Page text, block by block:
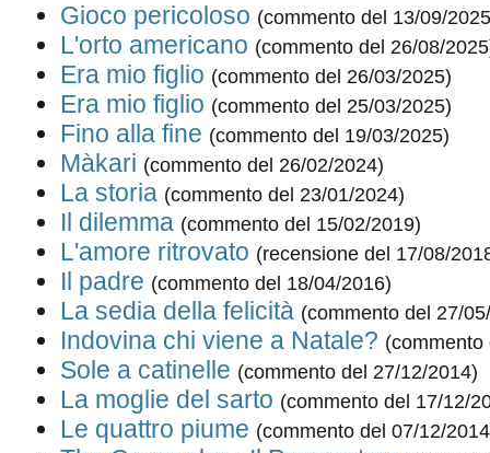
Gioco pericoloso (commento del 13/09/
L'orto americano (commento del 26/08/
Era mio figlio (commento del 26/03/2025)
Era mio figlio (commento del 25/03/2025)
Fino alla fine (commento del 19/03/2025)
Màkari (commento del 26/02/2024)
La storia (commento del 23/01/2024)
Il dilemma (commento del 15/02/2019)
L'amore ritrovato (recensione del 17/08/
Il padre (commento del 18/04/2016)
La sedia della felicità (commento del 27/
Indovina chi viene a Natale? (commento
Sole a catinelle (commento del 27/12/2014)
La moglie del sarto (commento del 17/12/
Le quattro piume (commento del 07/12/